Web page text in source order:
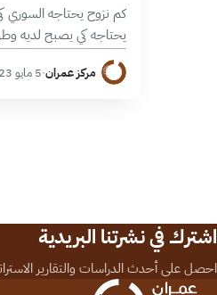
كم نزوح يحتاجه
يحتاجه كي يصبح لديه
من رحيل يحتاجه هذا
مركز عمران·5 مايو 2023
اشترك في نشرتنا البريدية
احصل على أحدث الدراسات والتقارير